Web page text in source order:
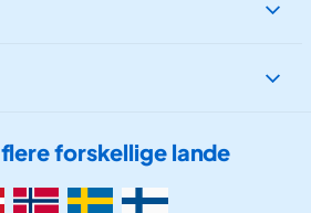
forskellige lande